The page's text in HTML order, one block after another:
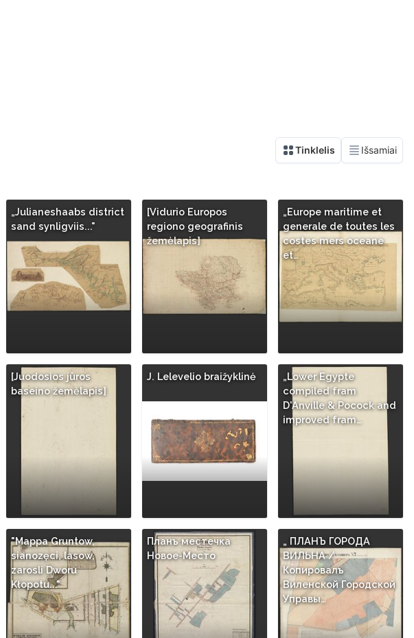
„Julianeshaabs district
sand synligviis..."
[Vidurio Europos
regiono geografinis
žemėlapis]
„Europe maritime et
generale de toutes les
costes mers oceane
et…
[Juodosios jūros
baseino žemėlapis]
J. Lelevelio braižyklinė
„Lower Egypte
compiled fram
D'Anville & Pocock and
improved fram…
"Mappa Gruntow,
sianozęci, lasow,
zarosli Dworu
Kłopotu..."
Планъ местечка
Новое-Место
„ ПЛАНЪ ГОРОДА
ВИЛЬНА /
Копировалъ
Виленской Городской
Управы…